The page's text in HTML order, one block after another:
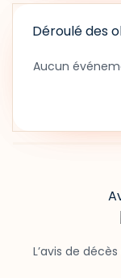
Déroulé des
Aucun
L’avis de